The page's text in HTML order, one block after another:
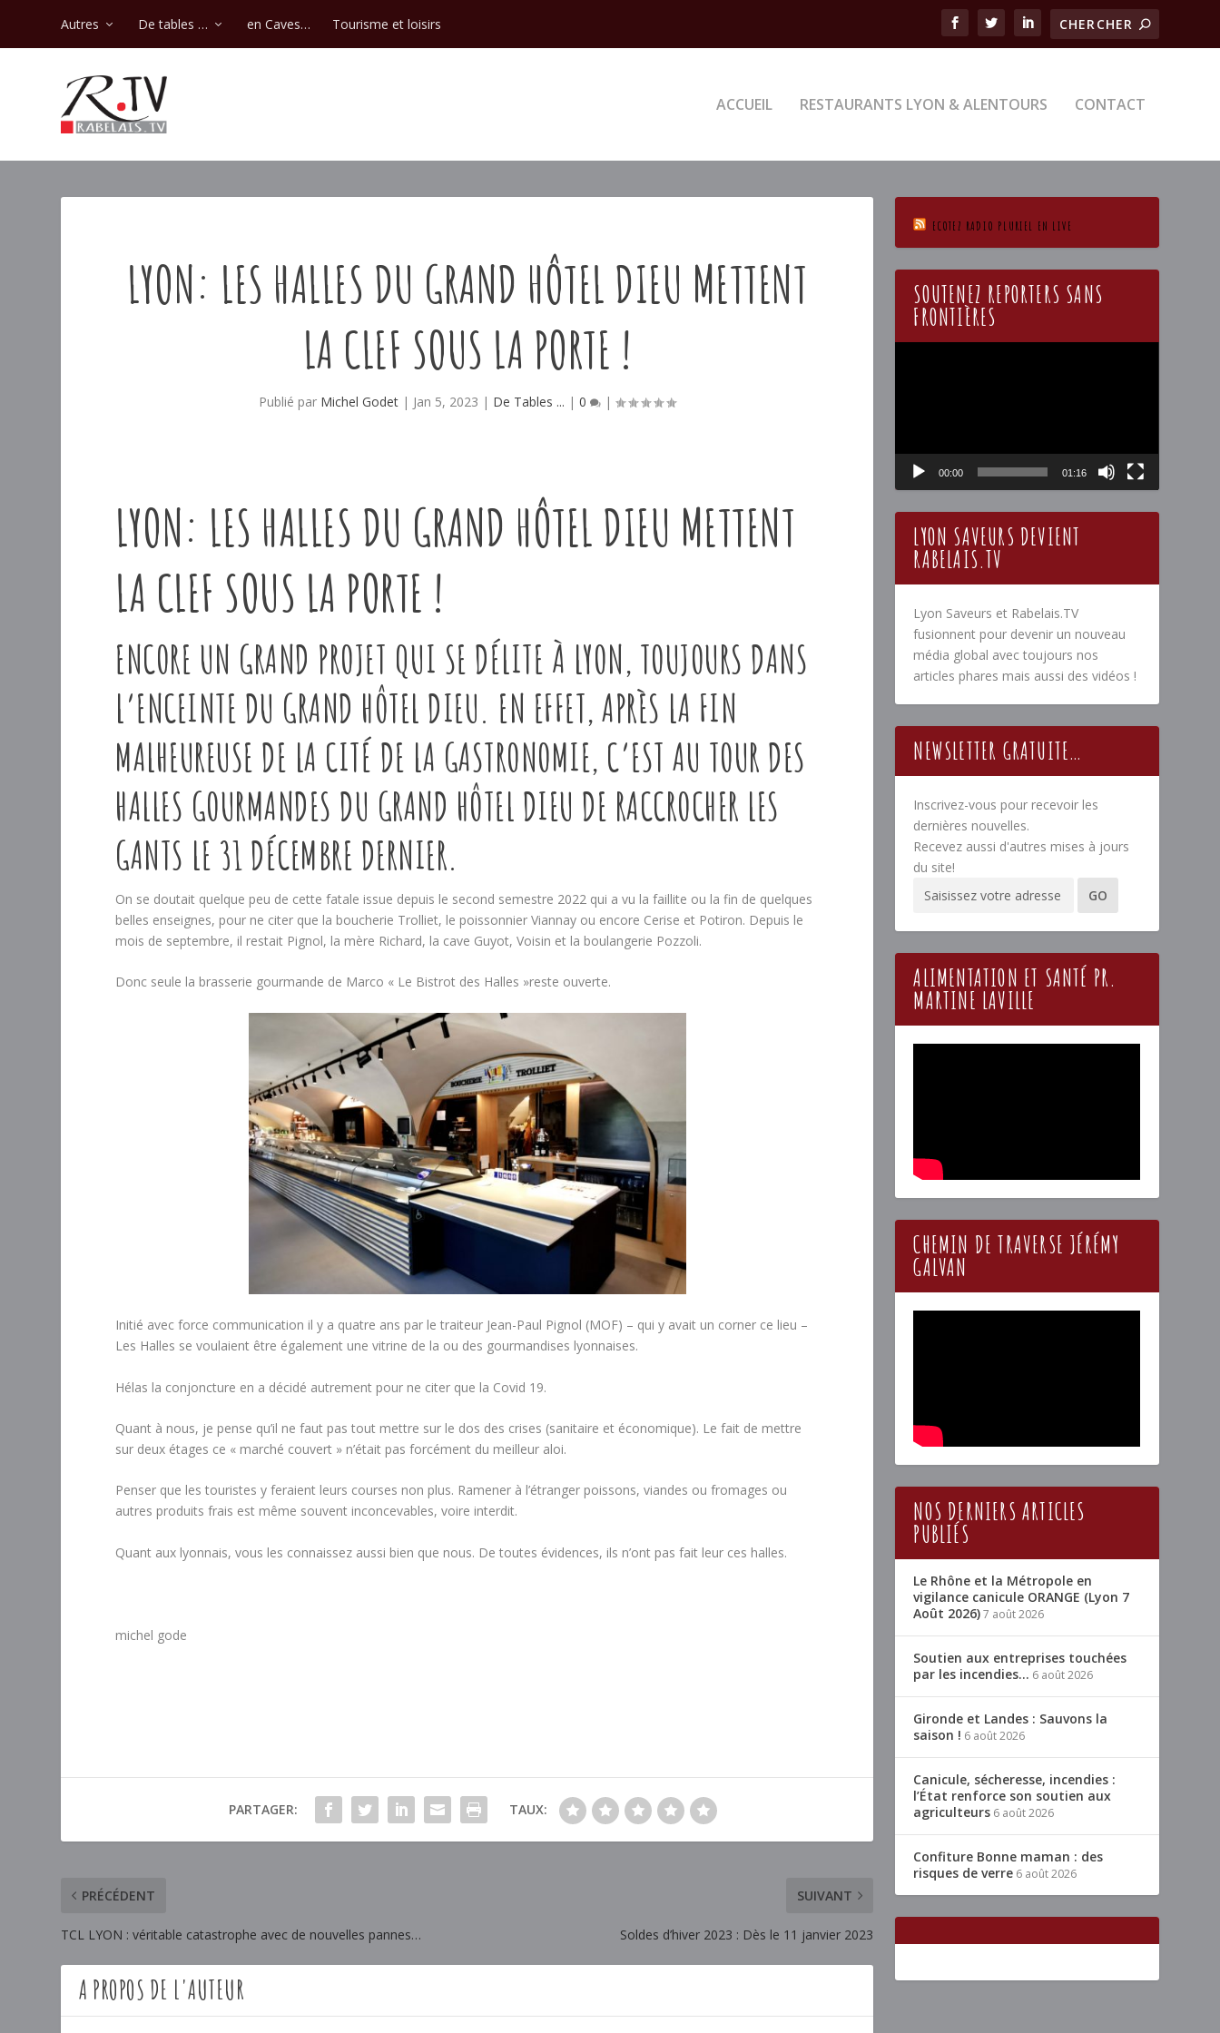
Autres De tables … en Caves… Tourisme et loisirs
ACCUEIL RESTAURANTS LYON & ALENTOURS CONTACT
LYON: LES HALLES DU GRAND HÔTEL DIEU METTENT
LA CLEF SOUS LA PORTE !
Publié par Michel Godet | Jan 5, 2023 | De Tables ... |0 |
LYON: LES HALLES DU GRAND HÔTEL DIEU METTENT
LA CLEF SOUS LA PORTE !
ENCORE UN GRAND PROJET QUI SE DÉLITE À LYON, TOUJOURS DANS
L’ENCEINTE DU GRAND HÔTEL DIEU. EN EFFET, APRÈS LA FIN
MALHEUREUSE DE LA CITÉ DE LA GASTRONOMIE, C’EST AU TOUR DES
HALLES GOURMANDES DU GRAND HÔTEL DIEU DE RACCROCHER LES
GANTS LE 31 DÉCEMBRE DERNIER.
On se doutait quelque peu de cette fatale issue depuis le second semestre 2022 qui a vu la faillite ou la fin de quelques
belles enseignes, pour ne citer que la boucherie Trolliet, le poissonnier Viannay ou encore Cerise et Potiron. Depuis le
mois de septembre, il restait Pignol, la mère Richard, la cave Guyot, Voisin et la boulangerie Pozzoli.
Donc seule la brasserie gourmande de Marco « Le Bistrot des Halles »reste ouverte.
Initié avec force communication il y a quatre ans par le traiteur Jean-Paul Pignol (MOF) – qui y avait un corner ce lieu –
Les Halles se voulaient être également une vitrine de la ou des gourmandises lyonnaises.
Hélas la conjoncture en a décidé autrement pour ne citer que la Covid 19.
Quant à nous, je pense qu’il ne faut pas tout mettre sur le dos des crises (sanitaire et économique). Le fait de mettre
sur deux étages ce « marché couvert » n’était pas forcément du meilleur aloi.
Penser que les touristes y feraient leurs courses non plus. Ramener à l’étranger poissons, viandes ou fromages ou
autres produits frais est même souvent inconcevables, voire interdit.
Quant aux lyonnais, vous les connaissez aussi bien que nous. De toutes évidences, ils n’ont pas fait leur ces halles.
michel gode
PARTAGER: TAUX:
PRÉCÉDENT
TCL LYON : véritable catastrophe avec de nouvelles pannes…
SUIVANT
Soldes d’hiver 2023 : Dès le 11 janvier 2023
A PROPOS DE L'AUTEUR
ECOTEZ RADIO PLURIEL EN LIVE
SOUTENEZ REPORTERS SANS
FRONTIÈRES
00:00 01:16
LYON SAVEURS DEVIENT
RABELAIS.TV
Lyon Saveurs et Rabelais.TV
fusionnent pour devenir un nouveau
média global avec toujours nos
articles phares mais aussi des vidéos !
NEWSLETTER GRATUITE…
Inscrivez-vous pour recevoir les
dernières nouvelles.
Recevez aussi d'autres mises à jours
du site!
ALIMENTATION ET SANTÉ PR.
MARTINE LAVILLE
CHEMIN DE TRAVERSE JÉRÉMY
GALVAN
NOS DERNIERS ARTICLES
PUBLIÉS
Le Rhône et la Métropole en
vigilance canicule ORANGE (Lyon 7
Août 2026)7 août 2026
Soutien aux entreprises touchées
par les incendies… 6 août 2026
Gironde et Landes : Sauvons la
saison ! 6 août 2026
Canicule, sécheresse, incendies :
l’État renforce son soutien aux
agriculteurs 6 août 2026
Confiture Bonne maman : des
risques de verre 6 août 2026